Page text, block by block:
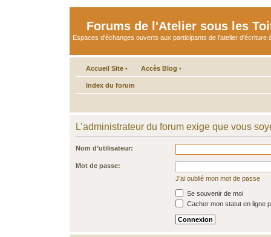
Forums de l'Atelier sous les
Espaces d'échanges ouverts aux participants de l'atelier d'écriture
Accueil Site • Accès Blog •
Index du forum
L’administrateur du forum exige que vous
Nom d’utilisateur:
Mot de passe:
J’ai oublié mon mot de passe
Se souvenir de moi
Cacher mon statut en ligne